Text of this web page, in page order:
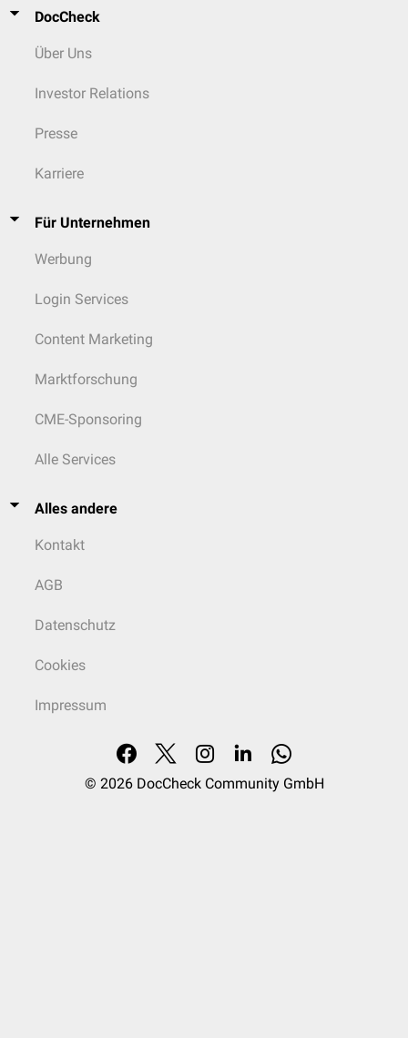
DocCheck
Über Uns
Investor Relations
Presse
Karriere
Für Unternehmen
Werbung
Login Services
Content Marketing
Marktforschung
CME-Sponsoring
Alle Services
Alles andere
Kontakt
AGB
Datenschutz
Cookies
Impressum
© 2026 DocCheck Community GmbH